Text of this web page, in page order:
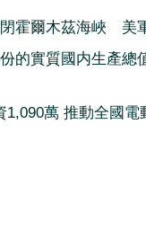
霍爾木茲海峽 美
的實質國内生產總
1,090萬 推動全國電